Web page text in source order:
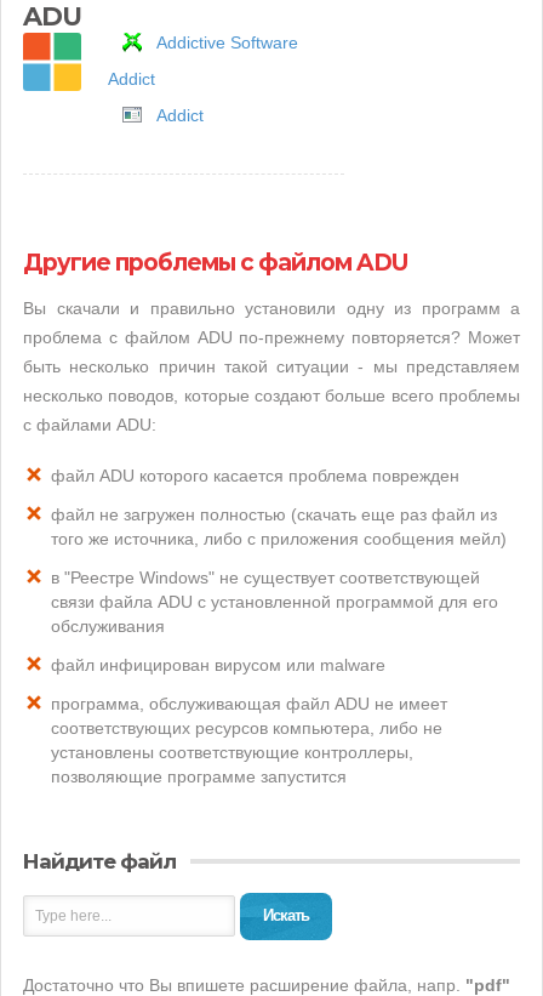
ADU
Addictive Software
Addict
Addict
Другие проблемы с файлом ADU
Вы скачали и правильно установили одну из программ а
проблема с файлом ADU по-прежнему повторяется? Может
быть несколько причин такой ситуации - мы представляем
несколько поводов, которые создают больше всего проблемы
с файлами ADU:
файл ADU которого касается проблема поврежден
файл не загружен полностью (скачать еще раз файл из
того же источника, либо с приложения сообщения мейл)
в "Реестре Windows" не существует соответствующей
связи файла ADU с установленной программой для его
обслуживания
файл инфицирован вирусом или malware
программа, обслуживающая файл ADU не имеет
соответствующих ресурсов компьютера, либо не
установлены соответствующие контроллеры,
позволяющие программе запустится
Найдите файл
Искать
Достаточно что Вы впишете расширение файла, напр. "pdf"